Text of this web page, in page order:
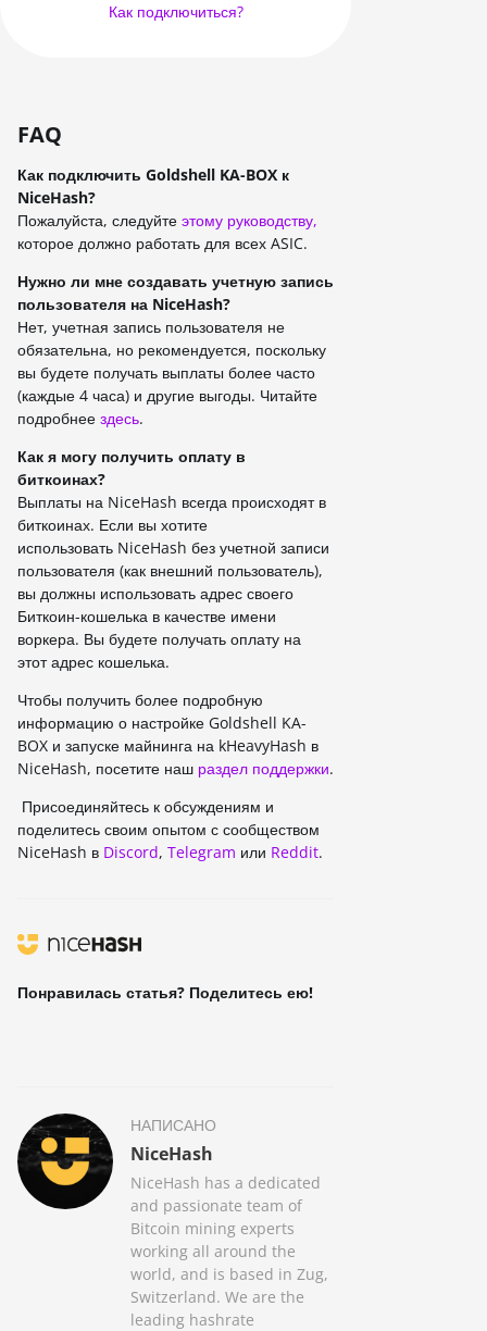
EAGLESONG
AUTOLYKOS
ETCHASH
VERUSHASH
KHEAVYHASH
NEXAPOW
ALEPHIUM
FISHHASH
Как подключиться?
FAQ
Как подключить Goldshell KA-BOX к
NiceHash?
Пожалуйста, следуйте этому руководству,
которое должно работать для всех ASIC.
Нужно ли мне создавать учетную запись
пользователя на NiceHash?
Нет, учетная запись пользователя не
обязательна, но рекомендуется, поскольку
вы будете получать выплаты более часто
(каждые 4 часа) и другие выгоды. Читайте
подробнее здесь.
Как я могу получить оплату в
биткоинах?
Выплаты на NiceHash всегда происходят в
биткоинах. Если вы хотите
использовать NiceHash без учетной записи
пользователя (как внешний пользователь),
вы должны использовать адрес своего
Биткоин-кошелька в качестве имени
воркера. Вы будете получать оплату на
этот адрес кошелька.
Чтобы получить более подробную
информацию о настройке Goldshell KA-
BOX и запуске майнинга на kHeavyHash в
NiceHash, посетите наш раздел поддержки.
Присоединяйтесь к обсуждениям и
поделитесь своим опытом с сообществом
NiceHash в Discord, Telegram или Reddit.
Понравилась статья? Поделитесь ею!
НАПИСАНО
NiceHash
NiceHash has a dedicated
and passionate team of
Bitcoin mining experts
working all around the
world, and is based in Zug,
Switzerland. We are the
leading hashrate